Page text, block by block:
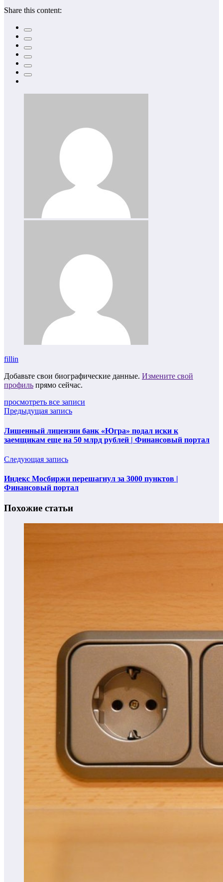
Share this content:
fillin
Добавьте свои биографические данные. Измените свой
профиль прямо сейчас.
просмотреть все записи
Предыдущая запись
Лишенный лицензии банк «Югра» подал иски к
заемщикам еще на 50 млрд рублей | Финансовый портал
Следующая запись
Индекс Мосбиржи перешагнул за 3000 пунктов |
Финансовый портал
Похожие статьи